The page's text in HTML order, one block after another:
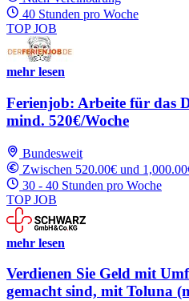
40 Stunden pro Woche
TOP JOB
mehr lesen
Ferienjob: Arbeite für das
mind. 520€/Woche
Bundesweit
Zwischen 520.00€ und
30 - 40 Stunden pro Woche
TOP JOB
mehr lesen
Verdienen Sie Geld mit
gemacht sind, mit Toluna